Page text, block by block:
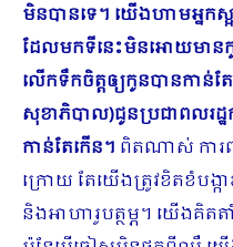
មិនបានទេ។ យើងហាមអ្នកស្
ដែលមកទីនេះមិនអោយមាន
លើកទឹកចិត្តឲ្យកូនបានកាន់ត
សុខាភិបាល)ជូនប្រជាពលរដ្ឋ
កាន់តែកើន។ ពិតណាស់ ការ
ក្រោយ តែយើងត្រូវខិតខំបង្
និងអាហារូបត្ថម្ភ។ យើងគិត​ត